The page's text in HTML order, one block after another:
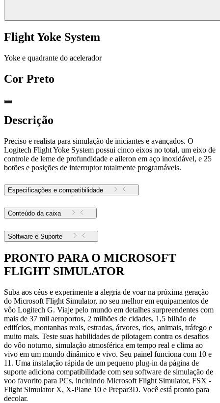
Flight Yoke System
Yoke e quadrante do acelerador
Cor Preto
Descrição
Preciso e realista para simulação de iniciantes e avançados. O
Logitech Flight Yoke System possui cinco eixos no total, um eixo de
controle de leme de profundidade e aileron em aço inoxidável, e 25
botões e posições de interruptor totalmente programáveis.
Especificações e compatibilidade
Conteúdo da caixa
Software e Suporte
PRONTO PARA O MICROSOFT
FLIGHT SIMULATOR
Suba aos céus e experimente a alegria de voar na próxima geração
do Microsoft Flight Simulator, no seu melhor em equipamentos de
vôo Logitech G. Viaje pelo mundo em detalhes surpreendentes com
mais de 37 mil aeroportos, 2 milhões de cidades, 1,5 bilhão de
edifícios, montanhas reais, estradas, árvores, rios, animais, tráfego e
muito mais. Teste suas habilidades de pilotagem contra os desafios
do vôo noturno, simulação atmosférica em tempo real e clima ao
vivo em um mundo dinâmico e vivo. Seu painel funciona com 10 e
11. Uma instalação rápida de um pequeno plug-in da página de
suporte adiciona compatibilidade com seu software de simulação de
voo favorito para PCs, incluindo Microsoft Flight Simulator, FSX -
Flight Simulator X, X-Plane 10 e Prepar3D. Você está pronto para
decolar.